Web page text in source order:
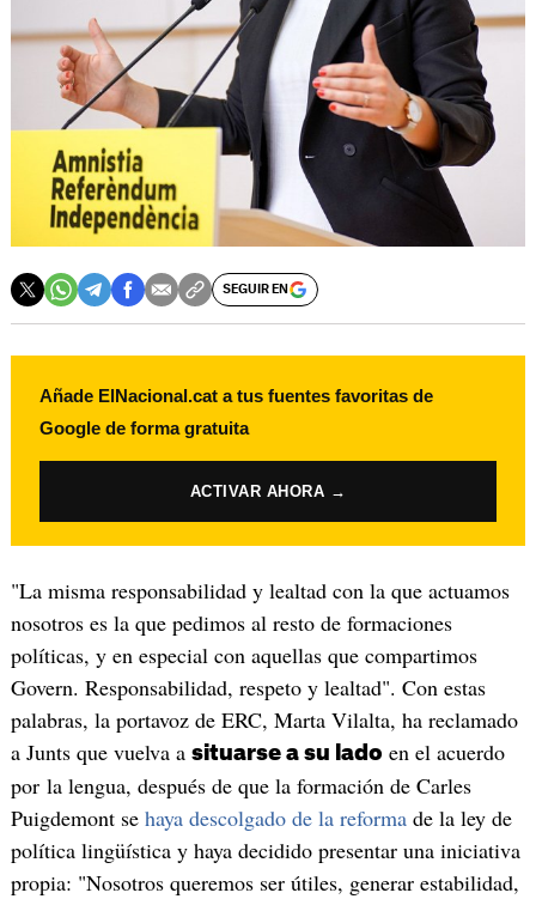
SEGUIR EN
Añade ElNacional.cat a tus fuentes favoritas de
Google de forma gratuita
ACTIVAR AHORA →
"La misma responsabilidad y lealtad con la que actuamos
nosotros es la que pedimos al resto de formaciones
políticas, y en especial con aquellas que compartimos
Govern. Responsabilidad, respeto y lealtad". Con estas
palabras, la portavoz de ERC, Marta Vilalta, ha reclamado
a Junts que vuelva a situarse a su lado en el acuerdo
por la lengua, después de que la formación de Carles
Puigdemont se haya descolgado de la reformade la ley de
política lingüística y haya decidido presentar una iniciativa
propia: "Nosotros queremos ser útiles, generar estabilidad,